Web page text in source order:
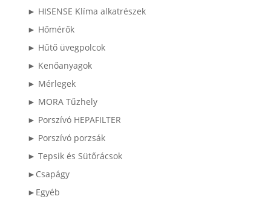
► HISENSE Klíma alkatrészek
► Hőmérők
► Hűtő üvegpolcok
► Kenőanyagok
► Mérlegek
► MORA Tűzhely
► Porszívó HEPAFILTER
► Porszívó porzsák
► Tepsik és Sütőrácsok
►Csapágy
►Egyéb